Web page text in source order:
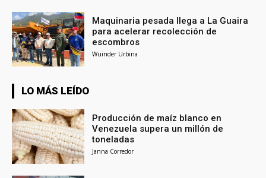
Maquinaria pesada llega a La Guaira
para acelerar recolección de
escombros
Wuinder Urbina
LO MÁS LEÍDO
Producción de maíz blanco en
Venezuela supera un millón de
toneladas
Janna Corredor